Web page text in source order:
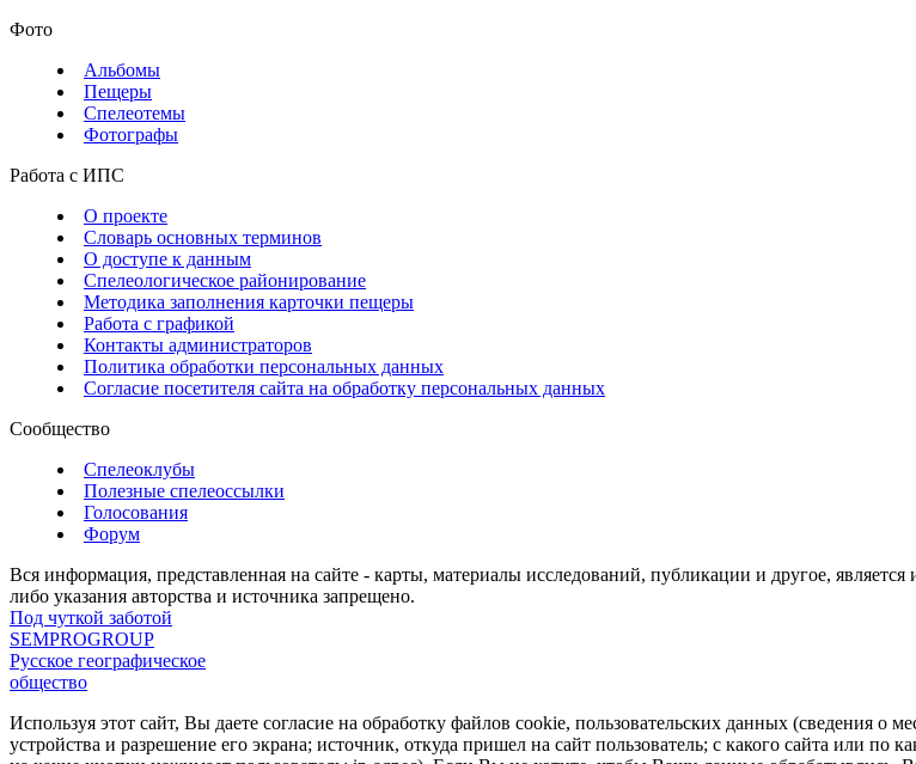
Фото
Альбомы
Пещеры
Спелеотемы
Фотографы
Работа с ИПС
О проекте
Словарь основных терминов
О доступе к данным
Спелеологическое районирование
Методика заполнения карточки пещеры
Работа с графикой
Контакты администраторов
Политика обработки персональных данных
Согласие посетителя сайта на обработку персональных данных
Сообщество
Спелеоклубы
Полезные спелеоссылки
Голосования
Форум
Вся информация, представленная на сайте - карты, материалы исследований, публикации и другое,
либо указания авторства и источника запрещено.
Под чуткой заботой
SEMPROGROUP
Русское географическое
общество
Используя этот сайт, Вы даете согласие на обработку файлов cookie, пользовательских данных (сведения
устройства и разрешение его экрана; источник, откуда пришел на сайт пользователь; с какого сайта или